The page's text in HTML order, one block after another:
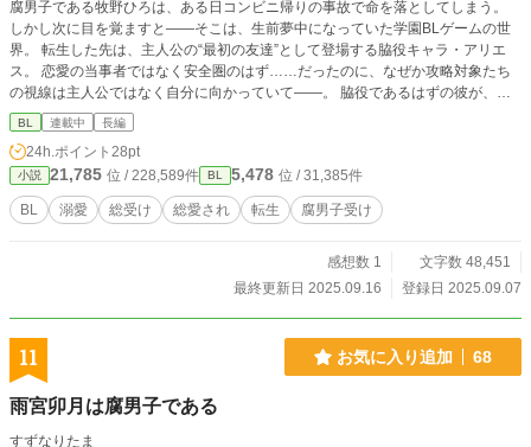
腐男子である牧野ひろは、ある日コンビニ帰りの事故で命を落としてしまう。
しかし次に目を覚ますと――そこは、生前夢中になっていた学園BLゲームの世
界。 転生した先は、主人公の“最初の友達”として登場する脇役キャラ・アリエ
ス。 恋愛の当事者ではなく安全圏のはず……だったのに、なぜか攻略対象たち
の視線は主人公ではなく自分に向かっていて――。 脇役であるはずの彼が、気
づけば物語の中心に巻き込まれていく。 これは、予定外の転生から始まる波乱
万丈な学園生活の物語。 ⸻ 脇役くん総受け作品。 地雷の方はご注意くださ
い。 随時更新中。
BL 連載中 長編
24h.ポイント 28pt
小説 21,785 位 / 228,589件 BL 5,478 位 / 31,385件
BL 溺愛 総受け 総愛され 転生 腐男子受け
感想数 1
文字数 48,451
最終更新日 2025.09.16
登録日 2025.09.07
11 お気に入り追加 68
雨宮卯月は腐男子である
すずなりたま